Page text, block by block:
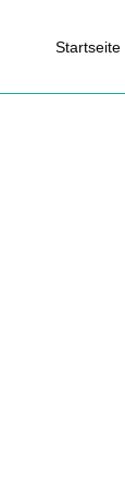
Startseite